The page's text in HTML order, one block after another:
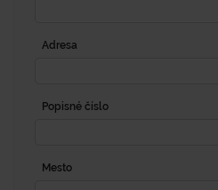
Adresa
Popisné číslo
Mesto